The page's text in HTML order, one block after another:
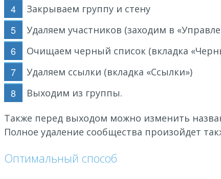
Закрываем группу и стену
Удаляем участников (заходим в
Очищаем черный список (вкладка
Удаляем ссылки (вкладка «Ссылки»)
Выходим из группы.
Также перед выходом можно изменить
Полное удаление сообщества произойдет
Оптимальный способ